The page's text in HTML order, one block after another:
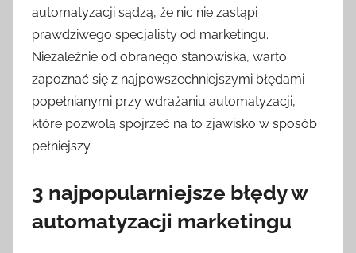
automatyzacji sądzą, że nic nie zastąpi
prawdziwego specjalisty od marketingu.
Niezależnie od obranego stanowiska, warto
zapoznać się z najpowszechniejszymi błędami
popełnianymi przy wdrażaniu automatyzacji,
które pozwolą spojrzeć na to zjawisko w sposób
pełniejszy.
3 najpopularniejsze błędy w
automatyzacji marketingu